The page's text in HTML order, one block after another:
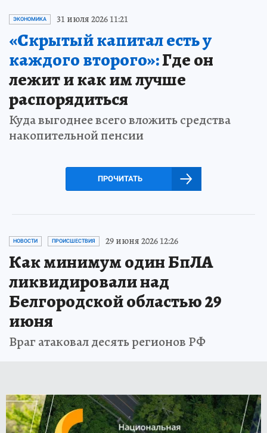
ЭКОНОМИКА 31 июля 2026 11:21
«Скрытый капитал есть у
каждого второго»:Где он
лежит и как им лучше
распорядиться
Куда выгоднее всего вложить средства
накопительной пенсии
ПРОЧИТАТЬ
НОВОСТИ ПРОИСШЕСТВИЯ 29 июня 2026 12:26
Как минимум один БпЛА
ликвидировали над
Белгородской областью 29
июня
Враг атаковал десять регионов РФ